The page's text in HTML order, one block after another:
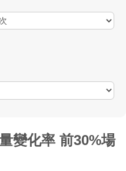
變化率 前30%場